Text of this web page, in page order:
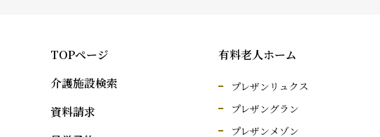
TOPページ
介護施設検索
資料請求
有料老人ホーム
プレザンリュクス
プレザングラン
プレザンメゾン